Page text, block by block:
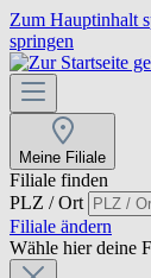
Zum Hauptinhalt
springen
Meine Filiale
Filiale finden
PLZ / Ort
Filiale ändern
Wähle hier deine